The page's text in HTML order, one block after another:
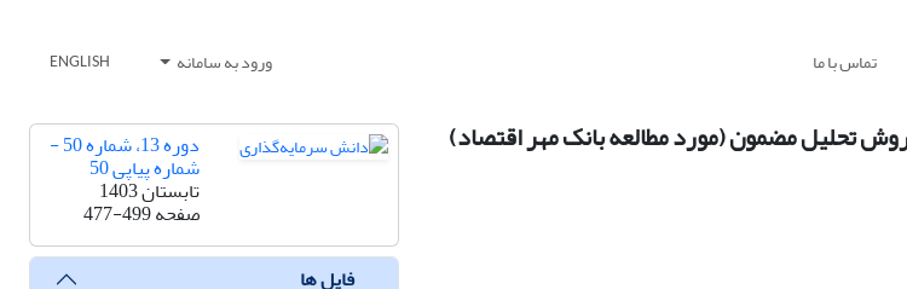
تماس با ما ورود به سامانه ENGLISH
روش تحلیل مضمون (مورد مطالعه بانک مهر اقتصاد) دوره 13، شماره 50 -
شماره پیاپی 50
تابستان 1403
صفحه477-499
فایل ها